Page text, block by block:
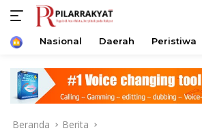
konten
HomeNasional Daerah Peristiwa
Beranda Berita